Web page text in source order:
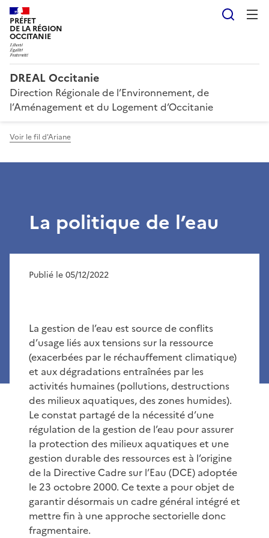
PRÉFET
DE LA RÉGION
OCCITANIE
DREAL Occitanie
Direction Régionale de l’Environnement, de
l’Aménagement et du Logement d’Occitanie
Voir le fil d'Ariane
La politique de l’eau
Publié le 05/12/2022
La gestion de l’eau est source de conflits
d’usage liés aux tensions sur la ressource
(exacerbées par le réchauffement climatique)
et aux dégradations entraînées par les
activités humaines (pollutions, destructions
des milieux aquatiques, des zones humides).
Le constat partagé de la nécessité d’une
régulation de la gestion de l’eau pour assurer
la protection des milieux aquatiques et une
gestion durable des ressources est à l’origine
de la Directive Cadre sur l’Eau (DCE) adoptée
le 23 octobre 2000. Ce texte a pour objet de
garantir désormais un cadre général intégré et
mettre fin à une approche sectorielle donc
fragmentaire.